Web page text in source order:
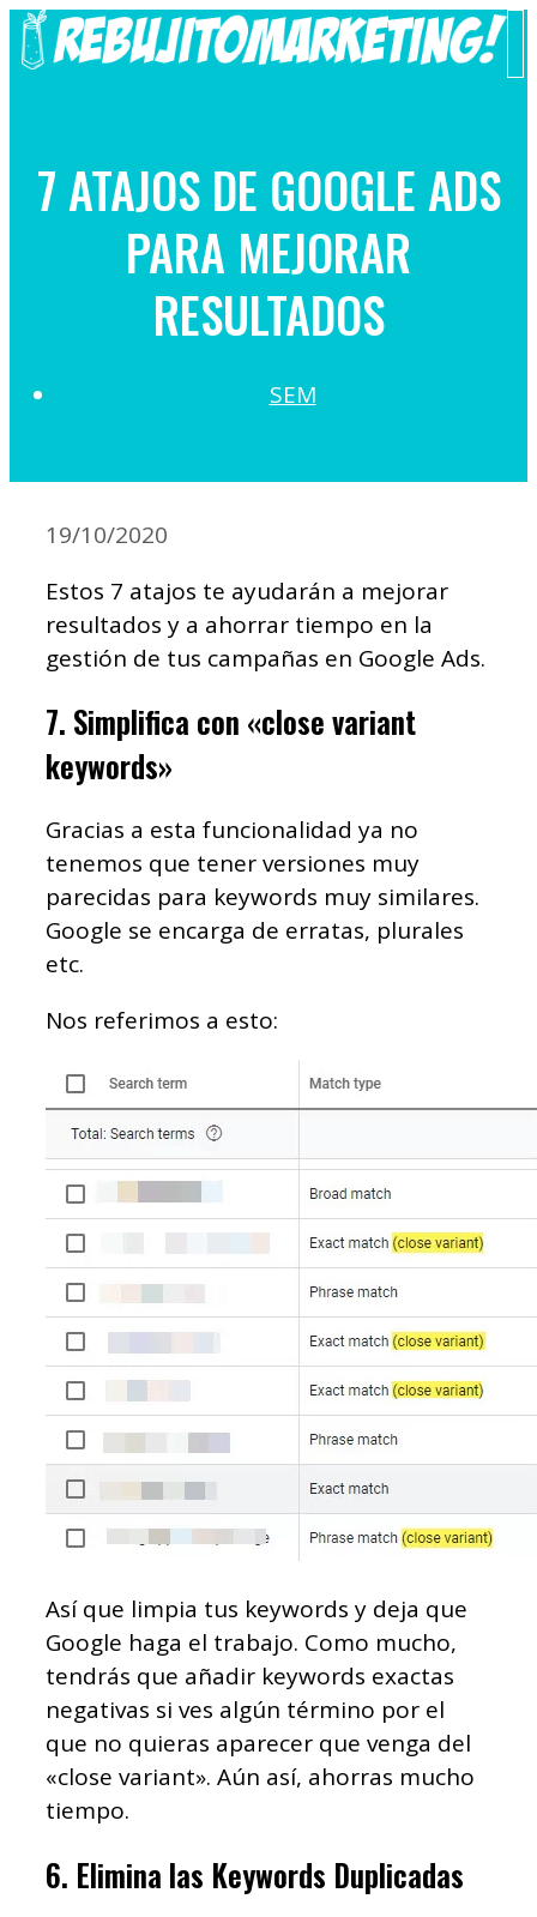
Saltar
al
7 ATAJOS DE GOOGLE ADS
PARA MEJORAR
RESULTADOS
SEM
19/10/2020
Estos 7 atajos te ayudarán a mejorar
resultados y a ahorrar tiempo en la
gestión de tus campañas en Google Ads.
7. Simplifica con «close variant
keywords»
Gracias a esta funcionalidad ya no
tenemos que tener versiones muy
parecidas para keywords muy similares.
Google se encarga de erratas, plurales
etc.
Nos referimos a esto:
Así que limpia tus keywords y deja que
Google haga el trabajo. Como mucho,
tendrás que añadir keywords exactas
negativas si ves algún término por el
que no quieras aparecer que venga del
«close variant». Aún así, ahorras mucho
tiempo.
6. Elimina las Keywords Duplicadas